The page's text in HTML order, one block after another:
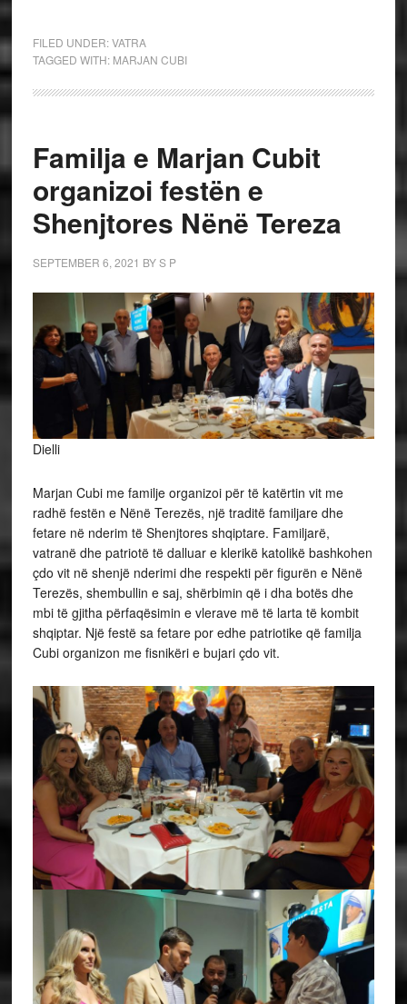
FILED UNDER:VATRA
TAGGED WITH: MARJAN CUBI
Familja e Marjan Cubit
organizoi festën e
Shenjtores Nënë Tereza
SEPTEMBER 6, 2021 BYS P
Dielli
Marjan Cubi me familje organizoi për të katërtin vit me
radhë festën e Nënë Terezës, një traditë familjare dhe
fetare në nderim të Shenjtores shqiptare. Familjarë,
vatranë dhe patriotë të dalluar e klerikë katolikë bashkohen
çdo vit në shenjë nderimi dhe respekti për figurën e Nënë
Terezës, shembullin e saj, shërbimin që i dha botës dhe
mbi të gjitha përfaqësimin e vlerave më të larta të kombit
shqiptar. Një festë sa fetare por edhe patriotike që familja
Cubi organizon me fisnikëri e bujari çdo vit.